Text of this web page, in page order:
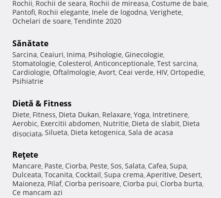
Rochii, Rochii de seara, Rochii de mireasa, Costume de baie,
Pantofi, Rochii elegante, Inele de logodna, Verighete,
Ochelari de soare, Tendinte 2020
Sănătate
Sarcina, Ceaiuri, Inima, Psihologie, Ginecologie,
Stomatologie, Colesterol, Anticonceptionale, Test sarcina,
Cardiologie, Oftalmologie, Avort, Ceai verde, HIV, Ortopedie,
Psihiatrie
Dietă & Fitness
Diete, Fitness, Dieta Dukan, Relaxare, Yoga, Intretinere,
Aerobic, Exercitii abdomen, Nutritie, Dieta de slabit, Dieta
disociata, Silueta, Dieta ketogenica, Sala de acasa
Reţete
Mancare, Paste, Ciorba, Peste, Sos, Salata, Cafea, Supa,
Dulceata, Tocanita, Cocktail, Supa crema, Aperitive, Desert,
Maioneza, Pilaf, Ciorba perisoare, Ciorba pui, Ciorba burta,
Ce mancam azi